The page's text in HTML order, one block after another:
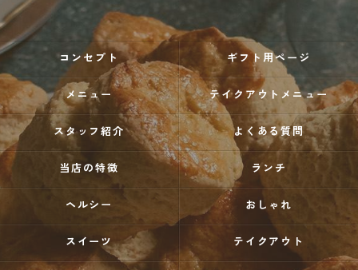
コンセプト ギフト用ページ
メニュー テイクアウトメニュー
スタッフ紹介 よくある質問
当店の特徴 ランチ
ヘルシー おしゃれ
スイーツ テイクアウト